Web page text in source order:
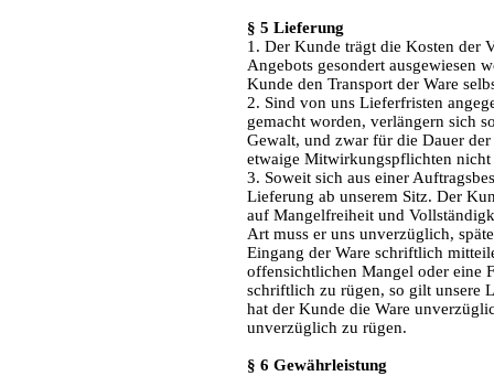
§ 5 Lieferung
1. Der Kunde trägt die Kosten der
Angebots gesondert ausgewiesen
Kunde den Transport der Ware
2. Sind von uns Lieferfristen
gemacht worden, verlängern sich
Gewalt, und zwar für die Dauer
etwaige Mitwirkungspflichten
3. Soweit sich aus einer
Lieferung ab unserem Sitz. Der
auf Mangelfreiheit und
Art muss er uns unverzüglich,
Eingang der Ware schriftlich
offensichtlichen Mangel oder eine
schriftlich zu rügen, so gilt unsere
hat der Kunde die Ware
unverzüglich zu rügen.
§ 6 Gewährleistung